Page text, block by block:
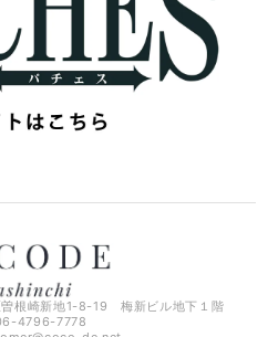
根崎新地1-8-19 梅新ビル地下１階
4796-7778